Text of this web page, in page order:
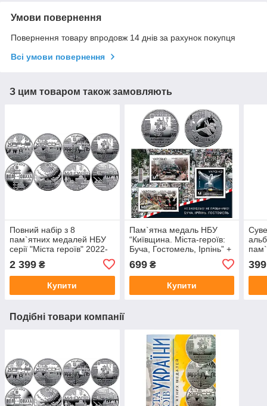
Умови повернення
Повернення товару впродовж 14 днів за рахунок покупця
Всі умови повернення
З цим товаром також замовляють
Повний набір з 8
пам`ятних медалей НБУ
серії "Міста героїв" 2022-
2 399 ₴
Купити
Пам`ятна медаль НБУ
“Київщина. Міста-героїв:
Буча, Гостомель, Ірпінь” +
Блок марок «Не забудемо!
Не пробачимо!
699₴
Купити
399
Подібні товари компанії